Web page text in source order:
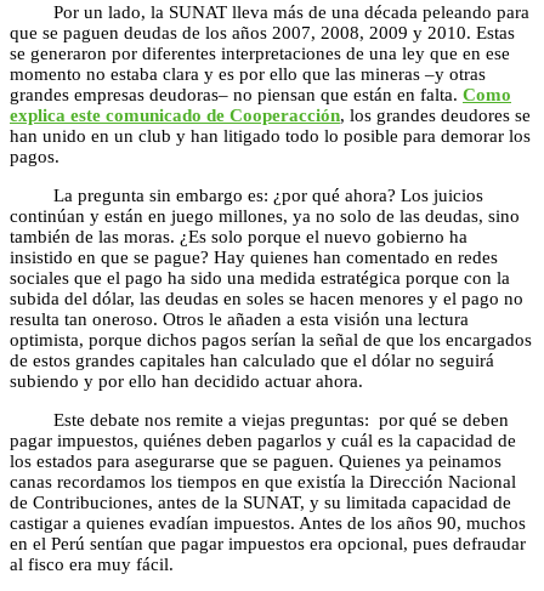
Por un lado, la SUNAT lleva más de una década peleando para
que se paguen deudas de los años 2007, 2008, 2009 y 2010. Estas
se generaron por diferentes interpretaciones de una ley que en ese
momento no estaba clara y es por ello que las mineras –y otras
grandes empresas deudoras– no piensan que están en falta. Como
explica este comunicado de Cooperacción, los grandes deudores se
han unido en un club y han litigado todo lo posible para demorar los
pagos.
La pregunta sin embargo es: ¿por qué ahora? Los juicios
continúan y están en juego millones, ya no solo de las deudas, sino
también de las moras. ¿Es solo porque el nuevo gobierno ha
insistido en que se pague? Hay quienes han comentado en redes
sociales que el pago ha sido una medida estratégica porque con la
subida del dólar, las deudas en soles se hacen menores y el pago no
resulta tan oneroso. Otros le añaden a esta visión una lectura
optimista, porque dichos pagos serían la señal de que los encargados
de estos grandes capitales han calculado que el dólar no seguirá
subiendo y por ello han decidido actuar ahora.
Este debate nos remite a viejas preguntas: por qué se deben
pagar impuestos, quiénes deben pagarlos y cuál es la capacidad de
los estados para asegurarse que se paguen. Quienes ya peinamos
canas recordamos los tiempos en que existía la Dirección Nacional
de Contribuciones, antes de la SUNAT, y su limitada capacidad de
castigar a quienes evadían impuestos. Antes de los años 90, muchos
en el Perú sentían que pagar impuestos era opcional, pues defraudar
al fisco era muy fácil.